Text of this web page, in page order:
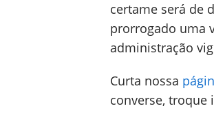
certame será de
prorrogado uma
administração
Curta nossa
converse, troque